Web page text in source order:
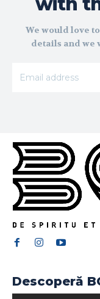
We would love
details and we
Descoperă